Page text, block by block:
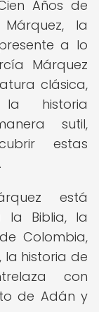
Años de
la
a lo
Márquez
clásica,
historia
sutil,
estas
está
la Biblia, la
Colombia,
la historia de
con
de Adán y